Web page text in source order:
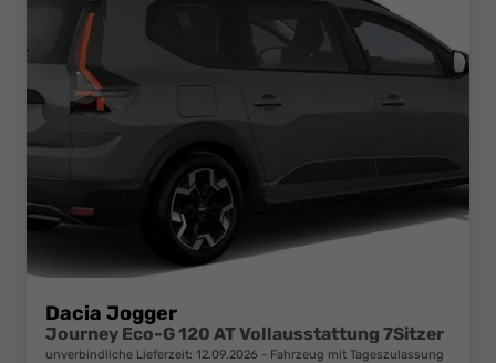
Dacia Jogger
Journey Eco-G 120 AT Vollausstattung 7Sitzer
unverbindliche Lieferzeit: 12.09.2026 Fahrzeug mit Tageszulassung